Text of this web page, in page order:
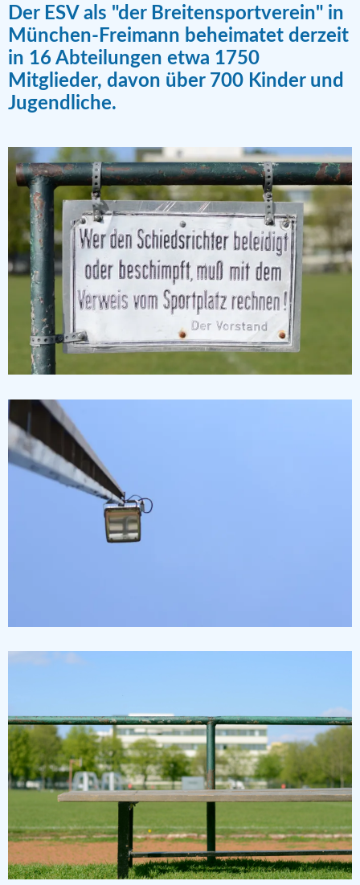
Der ESV als "der Breitensportverein" in
München-Freimann beheimatet derzeit
in 16 Abteilungen etwa 1750
Mitglieder, davon über 700 Kinder und
Jugendliche.